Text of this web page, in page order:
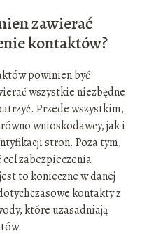
zawierać
kontaktów?
powinien być
wszystkie niezbędne
Przede wszystkim,
wnioskodawcy, jak i
stron. Poza tym,
zabezpieczenia
to konieczne w danej
kontakty z
które uzasadniają